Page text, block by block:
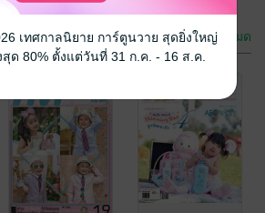
Little Babies
Vol.5 Issue9
ดูทั้งหมด
เทศกาลนิยาย การ์ตูนวาย สุดยิ่งใหญ่
ด 80% ตั้งแต่วันที่ 31 ก.ค. - 16 ส.ค.